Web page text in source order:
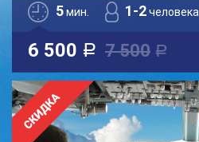
5мин. 1-2человека
6 500 a 7 500 a